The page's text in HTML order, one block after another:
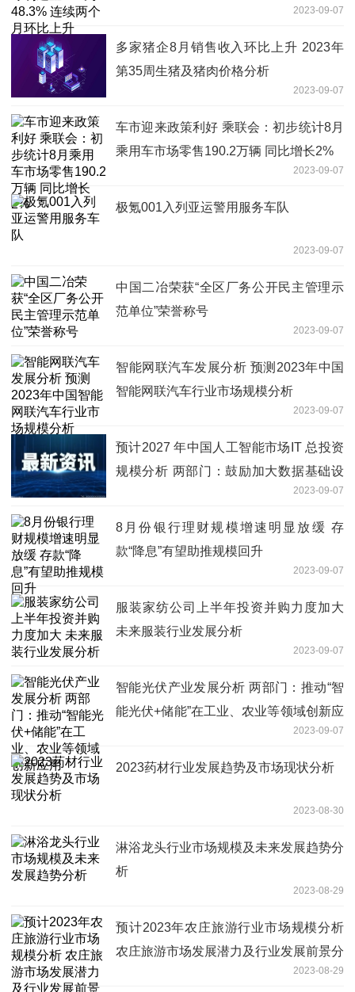
2023-09-07
多家猪企8月销售收入环比上升 2023年
第35周生猪及猪肉价格分析
2023-09-07
车市迎来政策利好 乘联会：初步统计8月
乘用车市场零售190.2万辆 同比增长2%
2023-09-07
极氪001入列亚运警用服务车队
2023-09-07
中国二冶荣获“全区厂务公开民主管理示
范单位”荣誉称号
2023-09-07
智能网联汽车发展分析 预测2023年中国
智能网联汽车行业市场规模分析
2023-09-07
预计2027 年中国人工智能市场IT 总投资
规模分析 两部门：鼓励加大数据基础设
2023-09-07
8月份银行理财规模增速明显放缓 存
款“降息”有望助推规模回升
2023-09-07
服装家纺公司上半年投资并购力度加大
未来服装行业发展分析
2023-09-07
智能光伏产业发展分析 两部门：推动“智
能光伏+储能”在工业、农业等领域创新应
2023-09-07
2023药材行业发展趋势及市场现状分析
2023-08-30
淋浴龙头行业市场规模及未来发展趋势分
析
2023-08-29
预计2023年农庄旅游行业市场规模分析
农庄旅游市场发展潜力及行业发展前景分
2023-08-29